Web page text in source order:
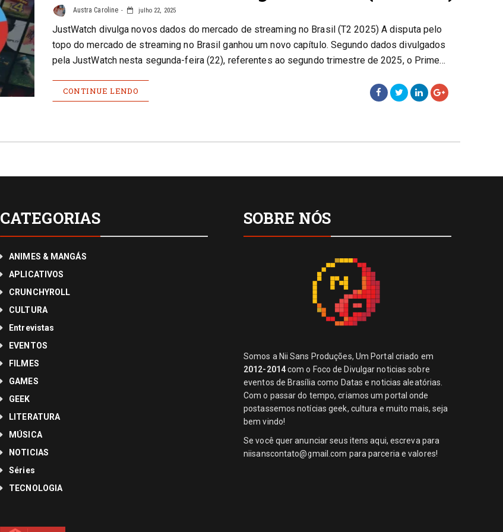
Austra Caroline julho 22, 2025
JustWatch divulga novos dados do mercado de streaming no Brasil (T2 2025) A disputa pelo
topo do mercado de streaming no Brasil ganhou um novo capítulo. Segundo dados divulgados
pela JustWatch nesta segunda-feira (22), referentes ao segundo trimestre de 2025, o Prime…
CONTINUE LENDO
CATEGORIAS
ANIMES & MANGÁS
APLICATIVOS
CRUNCHYROLL
CULTURA
Entrevistas
EVENTOS
FILMES
GAMES
GEEK
LITERATURA
MÚSICA
NOTICIAS
Séries
TECNOLOGIA
SOBRE NÓS
Somos a Nii Sans Produções, Um Portal criado em
2012-2014com o Foco de Divulgar noticias sobre
eventos de Brasília como Datas e noticias aleatórias.
Com o passar do tempo, criamos um portal onde
postassemos notícias geek, cultura e muito mais, seja
bem vindo!
Se você quer anunciar seus itens aqui, escreva para
niisanscontato@gmail.com para parceria e valores!